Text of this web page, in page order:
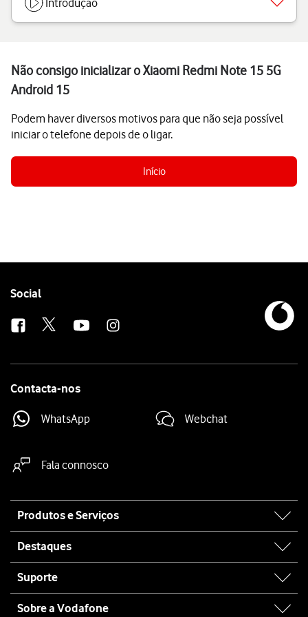
Introdução
Não consigo inicializar o Xiaomi Redmi Note 15 5G
Android 15
Podem haver diversos motivos para que não seja possível
iniciar o telefone depois de o ligar.
Início
Follow
Social
Contacta-nos
WhatsApp Webchat
Fala connosco
map
Produtos e Serviços
Destaques
Suporte
Sobre a Vodafone